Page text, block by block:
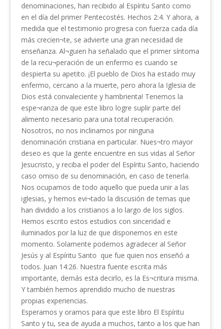
denominaciones, han recibido al Espíritu Santo como
en el día del primer Pentecostés. Hechos 2:4. Y ahora, a
medida que el testimonio progresa con fuerza cada día
más crecien¬te, se advierte una gran necesidad de
enseñanza. Al¬guien ha señalado que el primer síntoma
de la recu¬peración de un enfermo es cuando se
despierta su apetito. ¡El pueblo de Dios ha estado muy
enfermo, cercano a la muerte, pero ahora la Iglesia de
Dios está convaleciente y hambrienta! Tenemos la
espe¬ranza de que este libro logre suplir parte del
alimento necesario para una total recuperación.
Nosotros, no nos inclinamos por ninguna
denominación cristiana en particular. Nues¬tro mayor
deseo es que la gente encuentre en sus vidas al Señor
Jesucristo, y reciba el poder del Espíritu Santo, haciendo
caso omiso de su denominación, en caso de tenerla.
Nos ocupamos de todo aquello que pueda unir a las
iglesias, y hemos evi¬tado la discusión de temas que
han dividido a los cristianos a lo largo de los siglos.
Hemos escrito estos estudios con sinceridad e
iluminados por la luz de que disponemos en este
momento. Solamente podemos agradecer al Señor
Jesús y al Espíritu Santo que fue quien nos enseñó a
todos. Juan 14:26. Nuestra fuente escrita más
importante, demás esta decirlo, es la Es¬critura misma.
Y también hemos aprendido mucho de nuestras
propias experiencias.
Esperamos y oramos para que este libro El Espíritu
Santo y tu, sea de ayuda a muchos, tanto a los que han